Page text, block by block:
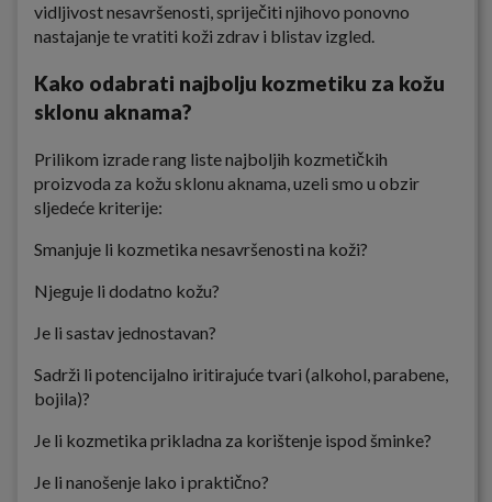
vidljivost nesavršenosti, spriječiti njihovo ponovno
nastajanje te vratiti koži zdrav i blistav izgled.
Kako odabrati najbolju kozmetiku za kožu
sklonu aknama?
Prilikom izrade rang liste najboljih kozmetičkih
proizvoda za kožu sklonu aknama, uzeli smo u obzir
sljedeće kriterije:
Smanjuje li kozmetika nesavršenosti na koži?
Njeguje li dodatno kožu?
Je li sastav jednostavan?
Sadrži li potencijalno iritirajuće tvari (alkohol, parabene,
bojila)?
Je li kozmetika prikladna za korištenje ispod šminke?
Je li nanošenje lako i praktično?